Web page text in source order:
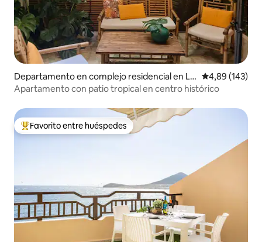
Departamento en complejo residencial en La
Orotava
Calificación
4,89 (143)
Apartamento con patio tropical en centro histórico
Favorito entre los huéspedes más destacados
Favorito entre huéspedes